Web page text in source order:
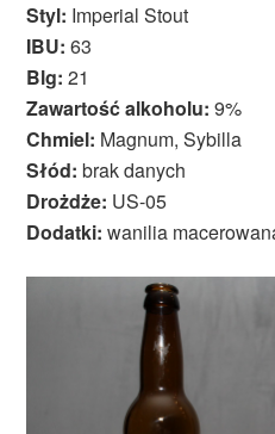
Styl: Imperial Stout
IBU: 63
Blg: 21
Zawartość alkoholu: 9%
Chmiel: Magnum, Sybilla
Słód: brak danych
Drożdże: US-05
Dodatki: wanilia